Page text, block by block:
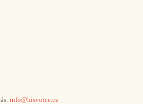
info@hisvoice.cz